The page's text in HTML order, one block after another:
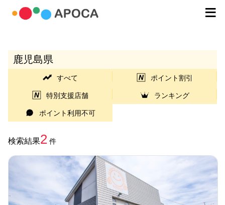
鹿児島県
すべて ポイント割引
特別支援店舗 ランキング
ポイント利用不可
検索結果2 件